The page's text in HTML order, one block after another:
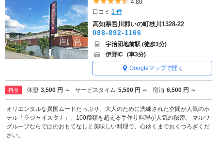
4.80
口コミ1 件
高知県吾川郡いの町枝川1328-22
088-892-1166
宇治団地前駅 (徒歩3分)
伊野IC (車3分)
Googleマップで開く
料金 休憩 3,500 円 ～ サービスタイム 5,500 円 ～ 宿泊 6,500 円 ～
オリエンタルな異国ムードたっぷり、大人のために洗練された空間が人気のホ
テル「ラジャイスタナ」。100種類を超える手作り料理が人気の秘密。 マルワ
グループならではのおもてなしと美味しい料理で、心ゆくまでおくつろぎくだ
さい。